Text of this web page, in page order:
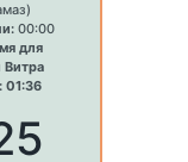
00:00
для
Витра
01:36